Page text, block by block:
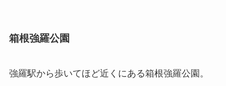
箱根強羅公園
強羅駅から歩いてほど近くにある箱根強羅公園。